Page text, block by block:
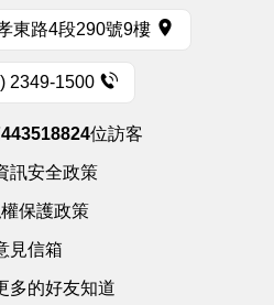
東路4段290號9樓
2349-1500
443518824位訪客
訊安全政策
保護政策
見信箱
多的好友知道